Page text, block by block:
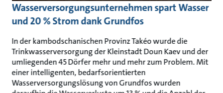
Wasserversorgungsunternehmen spart Wasser
und 20 % Strom dank Grundfos
In der kambodschanischen Provinz Takéo wurde die
Trinkwasserversorgung der Kleinstadt Doun Kaev und der
umliegenden 45 Dörfer mehr und mehr zum Problem. Mit
einer intelligenten, bedarfsorientierten
Wasserversorgungslösung von Grundfos wurden